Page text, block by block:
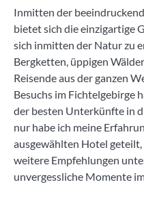
Inmitten der
bietet sich die einzigartige
sich inmitten der Natur zu
Bergketten, üppigen
Reisende aus der ganzen
Besuchs im Fichtelgebirge
der besten Unterkünfte in
nur habe ich meine
ausgewählten Hotel
weitere Empfehlungen
unvergessliche Momente